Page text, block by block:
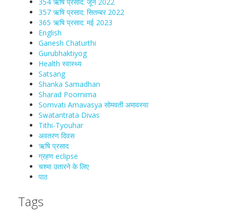
357 ऋषि प्रसाद: सितम्बर 2022
365 ऋषि प्रसाद: मई 2023
English
Ganesh Chaturthi
Gurubhaktiyog
Health स्वास्‍थ्‍य
Satsang
Shanka Samadhan
Sharad Poornima
Somvati Amavasya सोमवती अमावस्या
Swatantrata Divas
Tithi-Tyouhar
अवतरण दिवस
ऋषि प्रसाद
ग्रहण eclipse
चश्मा‍ उतारने के लिए
पाठ
Tags